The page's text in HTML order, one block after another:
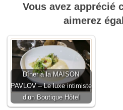
Vous avez apprécié
aimerez
Dîner à la MAISON
PAVLOV – Le luxe intimiste
d’un Boutique Hôtel